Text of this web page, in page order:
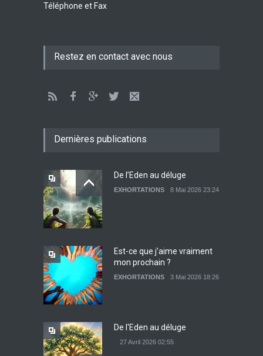
EXHORTATIONS
EXHORTATIONS
26 Décembre 2021 14:28
Sois béni mon très cher
Téléphone et Fax
Restez en contact avec nous
Dernières publications
De l’Eden au déluge
EXHORTATIONS 8 Mai 2026 23:24
Est-ce que j’aime vraiment
mon prochain ?
EXHORTATIONS 3 Mai 2026 18:26
De l'Eden au déluge
27 Avril 2026 02:55